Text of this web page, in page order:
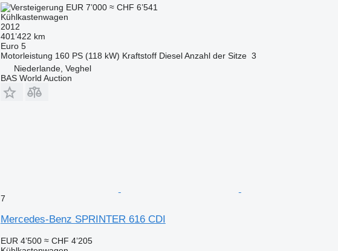
EUR 7’000 ≈ CHF 6’541
Kühlkastenwagen
2012
401’422 km
Euro 5
Motorleistung 160 PS (118 kW) Kraftstoff Diesel Anzahl der Sitze 3
Niederlande, Veghel
BAS World Auction
7
Mercedes-Benz SPRINTER 616 CDI
EUR 4’500 ≈ CHF 4’205